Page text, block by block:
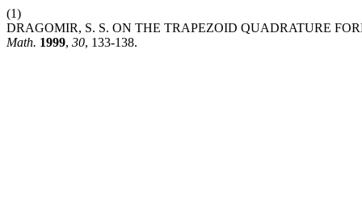
(1)
DRAGOMIR, S. S. ON THE TRAPEZOID QUADRATURE
Math. 1999, 30, 133-138.